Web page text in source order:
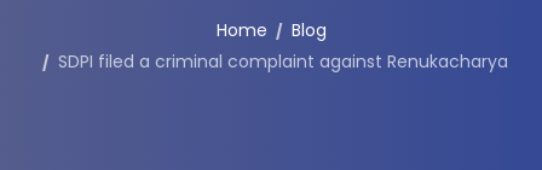
Home
Blog
SDPI filed a criminal complaint against Renukacharya